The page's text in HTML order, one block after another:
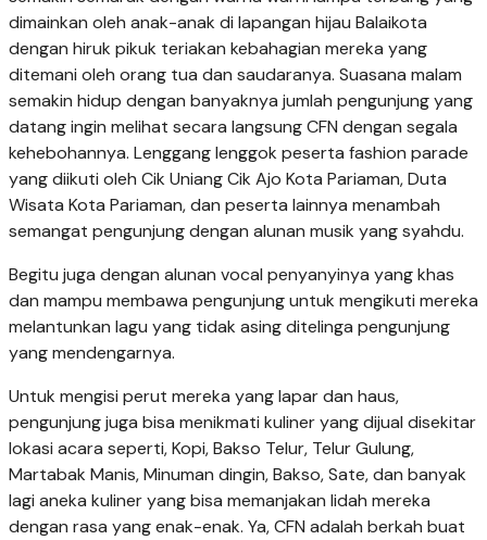
dimainkan oleh anak-anak di lapangan hijau Balaikota
dengan hiruk pikuk teriakan kebahagian mereka yang
ditemani oleh orang tua dan saudaranya. Suasana malam
semakin hidup dengan banyaknya jumlah pengunjung yang
datang ingin melihat secara langsung CFN dengan segala
kehebohannya. Lenggang lenggok peserta fashion parade
yang diikuti oleh Cik Uniang Cik Ajo Kota Pariaman, Duta
Wisata Kota Pariaman, dan peserta lainnya menambah
sema­ngat pengunjung dengan alunan musik yang syahdu.
Begitu juga dengan alunan vocal penyanyinya yang khas
dan mampu membawa pengunjung untuk mengikuti mereka
me­lantunkan lagu yang tidak asing ditelinga pengunjung
yang mendengarnya.
Untuk mengisi perut mereka yang lapar dan haus,
pengunjung juga bisa menikmati kuliner yang dijual disekitar
lokasi acara seperti, Kopi, Bakso Telur, Telur Gulung,
Martabak Manis, Minuman dingin, Bakso, Sate, dan banyak
lagi aneka kuliner yang bisa memanjakan lidah mereka
dengan rasa yang enak-enak. Ya, CFN adalah berkah buat